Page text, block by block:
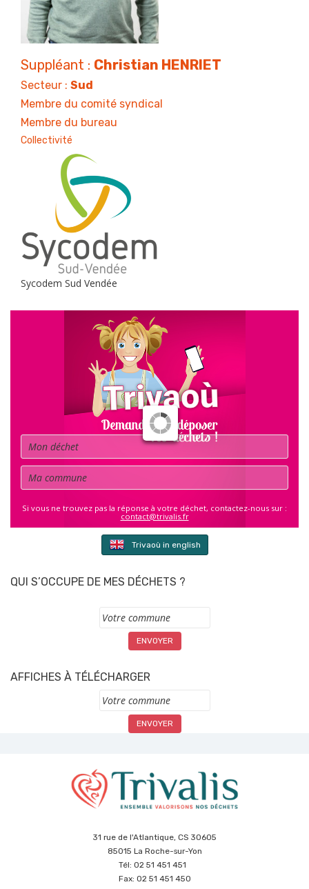
Suppléant : Christian HENRIET
Secteur : Sud
Membre du comité syndical
Membre du bureau
Collectivité
Sycodem Sud Vendée
Déchet
Commune
Si vous ne trouvez pas la réponse à votre déchet, contactez-nous sur :
contact@trivalis.fr
Trivaoù in english
QUI S’OCCUPE DE MES DÉCHETS ?
Commune
AFFICHES À TÉLÉCHARGER
Commune
31 rue de l'Atlantique, CS 30605
85015 La Roche-sur-Yon
Tél: 02 51 451 451
Fax: 02 51 451 450